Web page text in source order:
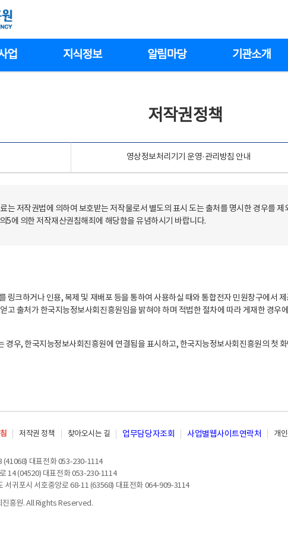
업 지식정보 알림마당 기관소개
저작권정책
영상정보처리기기 운영·관리방침 안내
는 저작권법에 의하여 보호받는 저작물로서 별도의 표시 도는 출처를 명시한 경우를
5에 의한 저작재산권침해죄에 해당함을 유념하시기 바랍니다.
링크하거나 인용, 복제 및 재배포 등을 통하여 사용하실 때와 통합전자 민원창구에서
고 출처가 한국지능정보사회진흥원임을 밝혀야 하며 적법한 절차에 따라 게재한 경
경우, 한국지능정보사회진흥원에 연결됨을 표시하고, 한국지능정보사회진흥원의 첫
저작권 정책 찾아오시는 길 업무담당자조회 사업별웹사이트연락처 개
(41068) 대표전화 053-230-1114
14 (04520) 대표전화 053-230-1114
서귀포시 서호중앙로 68-11 (63568) 대표전화 064-909-3114
흥원. All Rights Reserved.